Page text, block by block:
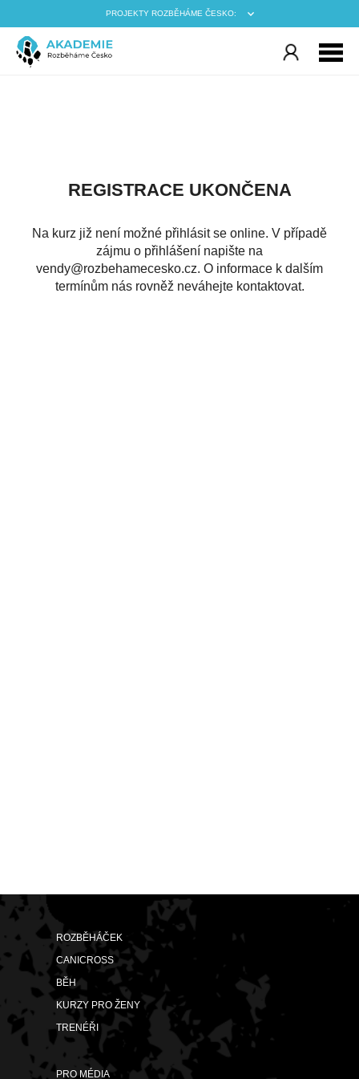
PROJEKTY ROZBĚHÁME ČESKO:
REGISTRACE UKONČENA
Na kurz již není možné přihlásit se online. V případě
zájmu o přihlášení napište na
.zc.oksecemahebzor@ydnev O informace k dalším
termínům nás rovněž neváhejte kontaktovat.
ROZBĚHÁČEK
CANICROSS
BĚH
KURZY PRO ŽENY
TRENÉŘI
PRO MÉDIA